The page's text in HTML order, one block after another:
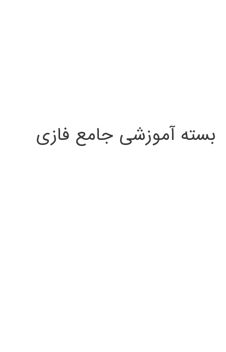
بسته آموزشی جامع فازی